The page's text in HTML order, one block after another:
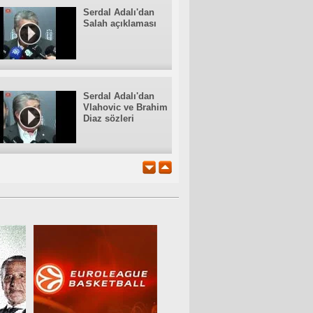
Serdal Adalı'dan
Salah açıklaması
Serdal Adalı'dan
Vlahovic ve Brahim
Diaz sözleri